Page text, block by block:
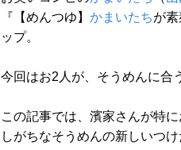
『【めんつゆ】 かまいたちが
ップ。
今回はお2人が、そうめんに合
この記事では、濱家さんが特
しがちなそうめんの新しいつ